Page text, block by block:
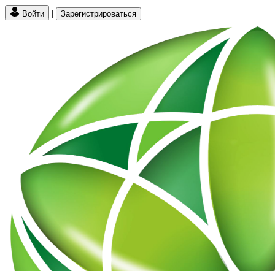
Войти | Зарегистрироваться